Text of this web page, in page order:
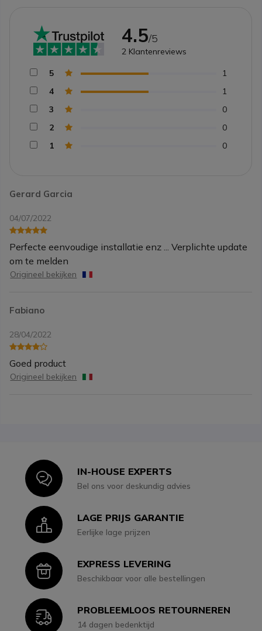
Gerard Garcia
04/07/2022
Perfecte eenvoudige installatie enz ... Verplichte update
om te melden
Origineel bekijken
Fabiano
28/04/2022
Goed product
Origineel bekijken
4.5/5
2 Klantenreviews
5
1
4
1
3
0
2
0
1
0
IconIN-HOUSE EXPERTS
Bel ons voor deskundig advies
IconLAGE PRIJS GARANTIE
Eerlijke lage prijzen
IconEXPRESS LEVERING
Beschikbaar voor alle bestellingen
IconPROBLEEMLOOS RETOURNEREN
14 dagen bedenktijd